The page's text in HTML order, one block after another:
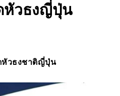
หัวธงญี่ปุ่น
หัวธงชาติญี่ปุ่น